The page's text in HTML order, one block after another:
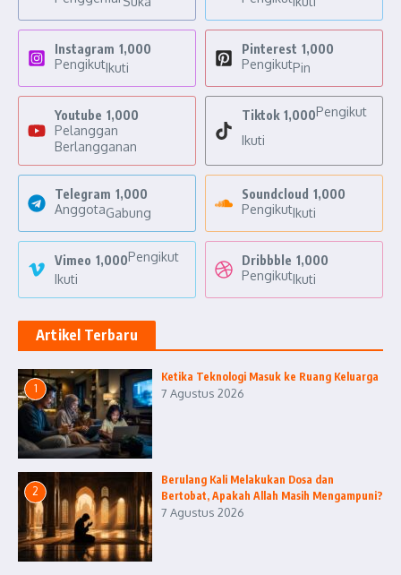
Instagram 1,000
PengikutIkuti
Pinterest 1,000
PengikutPin
Youtube 1,000
Pelanggan
Berlangganan
Tiktok 1,000Pengikut
Ikuti
Telegram 1,000
AnggotaGabung
Soundcloud 1,000
PengikutIkuti
Vimeo 1,000Pengikut
Ikuti
Dribbble 1,000
PengikutIkuti
Artikel Terbaru
1
Ketika Teknologi Masuk ke Ruang Keluarga
7 Agustus 2026
2
Berulang Kali Melakukan Dosa dan
Bertobat, Apakah Allah Masih Mengampuni?
7 Agustus 2026